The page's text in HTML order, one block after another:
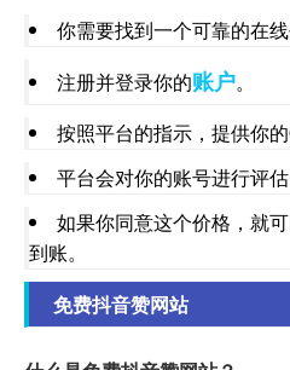
你需要找到一个可靠的在线
注册并登录你的账户。
按照平台的指示，提供你的
平台会对你的账号进行评估
如果你同意这个价格，就
到账。
免费抖音赞网站